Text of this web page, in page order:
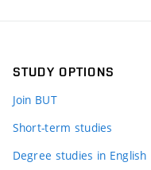
STUDY OPTIONS
Join BUT
Short-term studies
Degree studies in English